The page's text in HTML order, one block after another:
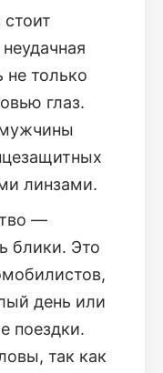
только
глаз.
линзами.
—
блики. Это
день или
поездки.
так как